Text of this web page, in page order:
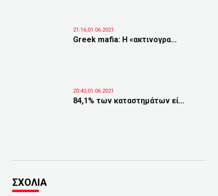
21:16,01.06.2021
Greek mafia: Η «ακτινογρα...
20:40,01.06.2021
84,1% των καταστημάτων εί...
ΣΧΟΛΙΑ